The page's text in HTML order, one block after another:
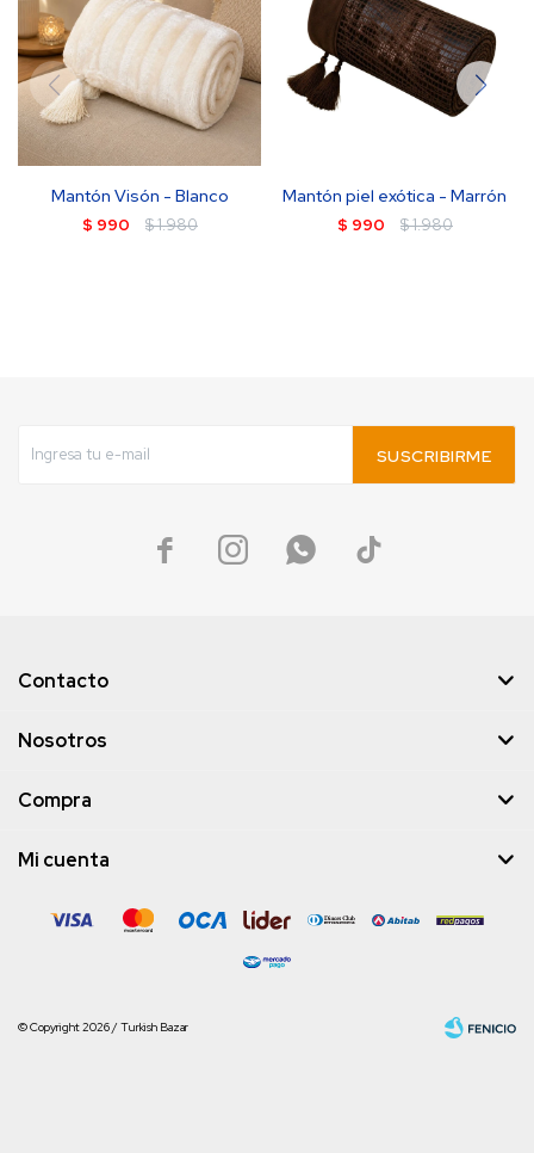
Mantón Visón - Blanco
$ 990 $1.980
Mantón piel exótica - Marrón
$ 990 $1.980
SUSCRIBIRME
   
Contacto
Nosotros
Compra
Mi cuenta
© Copyright 2026 / Turkish Bazar